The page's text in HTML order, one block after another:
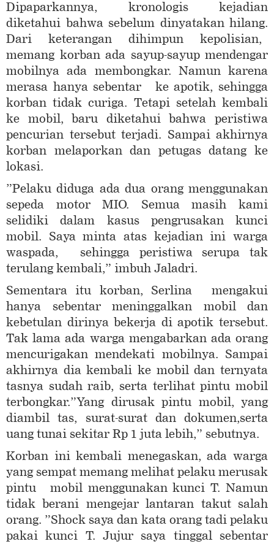
Dipaparkannya, kronologis kejadian
diketahui bahwa sebelum dinyatakan hilang.
Dari keterangan dihimpun kepolisian,
memang korban ada sayup-sayup mendengar
mobilnya ada membongkar. Namun karena
merasa hanya sebentar ke apotik, sehingga
korban tidak curiga. Tetapi setelah kembali
ke mobil, baru diketahui bahwa peristiwa
pencurian tersebut terjadi. Sampai akhirnya
korban melaporkan dan petugas datang ke
lokasi.
”Pelaku diduga ada dua orang menggunakan
sepeda motor MIO. Semua masih kami
selidiki dalam kasus pengrusakan kunci
mobil. Saya minta atas kejadian ini warga
waspada, sehingga peristiwa serupa tak
terulang kembali,” imbuh Jaladri.
Sementara itu korban, Serlina mengakui
hanya sebentar meninggalkan mobil dan
kebetulan dirinya bekerja di apotik tersebut.
Tak lama ada warga mengabarkan ada orang
mencurigakan mendekati mobilnya. Sampai
akhirnya dia kembali ke mobil dan ternyata
tasnya sudah raib, serta terlihat pintu mobil
terbongkar.”Yang dirusak pintu mobil, yang
diambil tas, surat-surat dan dokumen,serta
uang tunai sekitar Rp 1 juta lebih,” sebutnya.
Korban ini kembali menegaskan, ada warga
yang sempat memang melihat pelaku merusak
pintu mobil menggunakan kunci T. Namun
tidak berani mengejar lantaran takut salah
orang. ”Shock saya dan kata orang tadi pelaku
pakai kunci T. Jujur saya tinggal sebentar